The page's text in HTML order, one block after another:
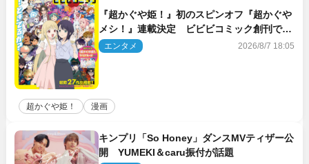
『超かぐや姫！』初のスピンオフ『超かぐや
メシ！』連載決定 ビビビコミック創刊で31
作品一挙公開
エンタメ 2026/8/7 18:05
超かぐや姫！ 漫画
キンプリ「So Honey」ダンスMVティザー公
開 YUMEKI＆caru振付が話題